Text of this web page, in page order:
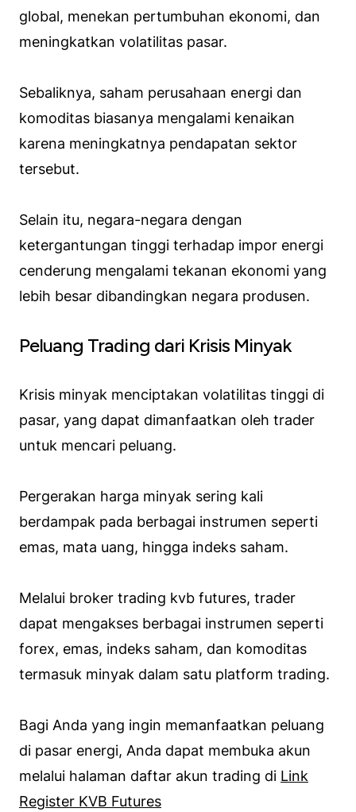
global, menekan pertumbuhan ekonomi, dan
meningkatkan volatilitas pasar.
Sebaliknya, saham perusahaan energi dan
komoditas biasanya mengalami kenaikan
karena meningkatnya pendapatan sektor
tersebut.
Selain itu, negara-negara dengan
ketergantungan tinggi terhadap impor energi
cenderung mengalami tekanan ekonomi yang
lebih besar dibandingkan negara produsen.
Peluang Trading dari Krisis Minyak
Krisis minyak menciptakan volatilitas tinggi di
pasar, yang dapat dimanfaatkan oleh trader
untuk mencari peluang.
Pergerakan harga minyak sering kali
berdampak pada berbagai instrumen seperti
emas, mata uang, hingga indeks saham.
Melalui broker trading kvb futures, trader
dapat mengakses berbagai instrumen seperti
forex, emas, indeks saham, dan komoditas
termasuk minyak dalam satu platform trading.
Bagi Anda yang ingin memanfaatkan peluang
di pasar energi, Anda dapat membuka akun
melalui halaman daftar akun trading di Link
Register KVB Futures